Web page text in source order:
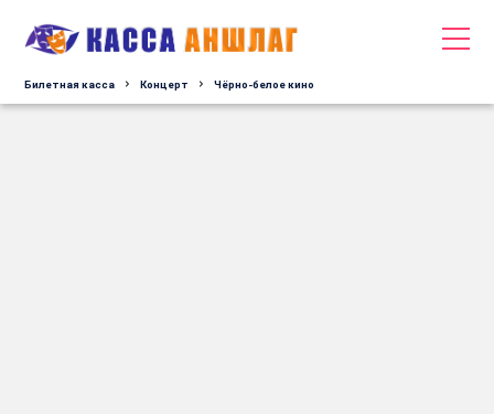
Билетная касса Концерт Чёрно-белое кино